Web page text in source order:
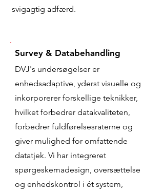
svigagtig adfærd.
Survey & Databehandling
DVJ's undersøgelser er
enhedsadaptive, yderst visuelle og
inkorporerer forskellige teknikker,
hvilket forbedrer datakvaliteten,
forbedrer fuldførelsesraterne og
giver mulighed for omfattende
datatjek. Vi har integreret
spørgeskemadesign, oversættelse
og enhedskontrol i ét system,